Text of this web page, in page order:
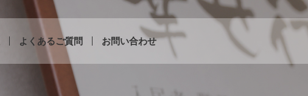
よくあるご質問 お問い合わせ